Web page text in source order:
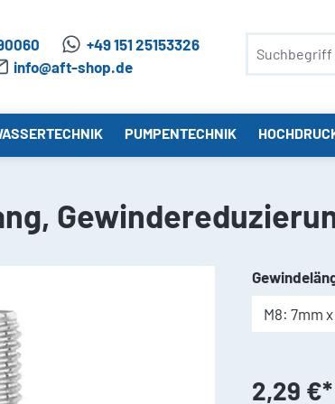
+49 151 25153326
info@aft-shop.de
PUMPENTECHNIK
2,29 €*